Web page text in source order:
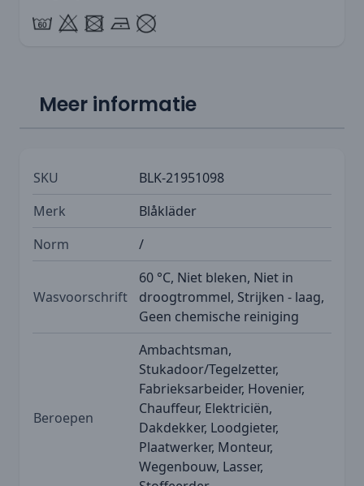
Meer informatie
SKU
BLK-21951098
Merk
Blåkläder
Norm
/
Wasvoorschrift
60 °C, Niet bleken, Niet in
droogtrommel, Strijken - laag,
Geen chemische reiniging
Beroepen
Ambachtsman,
Stukadoor/Tegelzetter,
Fabrieksarbeider, Hovenier,
Chauffeur, Elektriciën,
Dakdekker, Loodgieter,
Plaatwerker, Monteur,
Wegenbouw, Lasser,